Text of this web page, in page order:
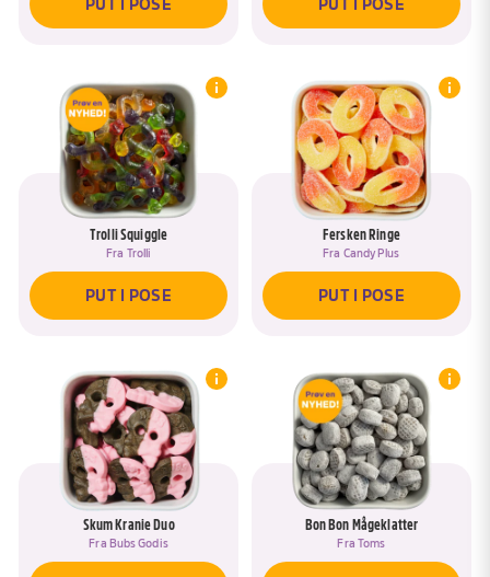
PUT I POSE PUT I POSE
Trolli Squiggle
Fra Trolli
PUT I POSE
Fersken Ringe
Fra Candy Plus
PUT I POSE
Skum Kranie Duo
Fra Bubs Godis
Bon Bon Mågeklatter
Fra Toms